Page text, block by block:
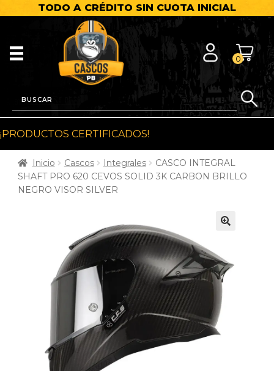
TODO A CRÉDITO SIN CUOTA INICIAL
0
¡PRODUCTOS CERTIFICADOS!
Inicio Cascos Integrales
CASCO INTEGRAL
SHAFT PRO 620 CEVOS SOLID 3K CARBON BRILLO
NEGRO VISOR SILVER